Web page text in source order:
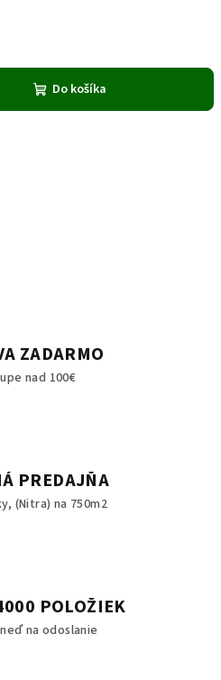
Do košíka
ZADARMO
nad 100€
PREDAJŇA
(Nitra) na 750m2
POLOŽIEK
na odoslanie